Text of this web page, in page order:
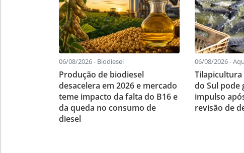
06/08/2026 - Biodiesel
Produção de biodiesel
desacelera em 2026 e mercado
teme impacto da falta do B16 e
da queda no consumo de
diesel
06/08/2026 -
do Sul pode
impulso
revisão de